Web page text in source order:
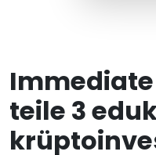
teile 3